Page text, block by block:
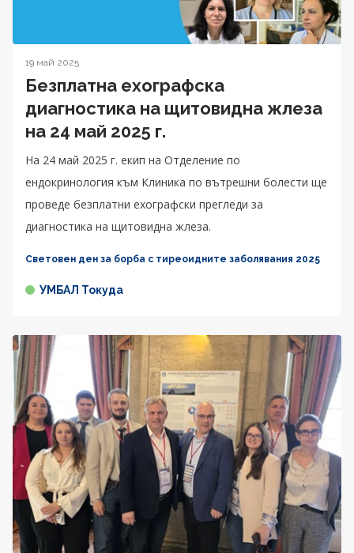
19 май 2025
Безплатна ехографска
диагностика на щитовидна жлеза
на 24 май 2025 г.
На 24 май 2025 г. екип на Отделение по
ендокринология към Клиника по вътрешни болести ще
проведе безплатни ехографски прегледи за
диагностика на щитовидна жлеза.
Световен ден за борба с тиреоидните заболявания 2025
УМБАЛ Токуда